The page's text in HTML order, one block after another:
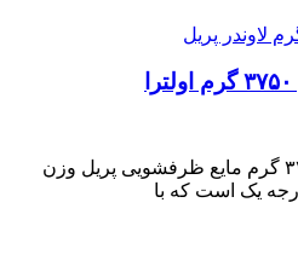
مایع ظرفشویی پریل وزن ۳۷۵۰ گرم مایع ظرفشویی پریل وزن